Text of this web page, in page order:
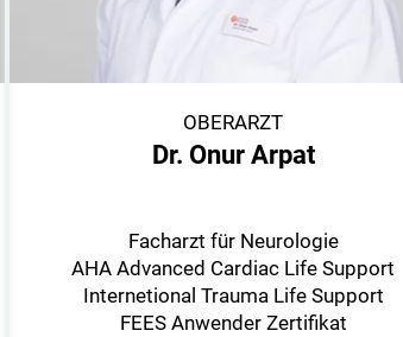
OBERARZT
Dr. Onur Arpat
Facharzt für Neurologie
AHA Advanced Cardiac Life Support
Internetional Trauma Life Support
FEES Anwender Zertifikat